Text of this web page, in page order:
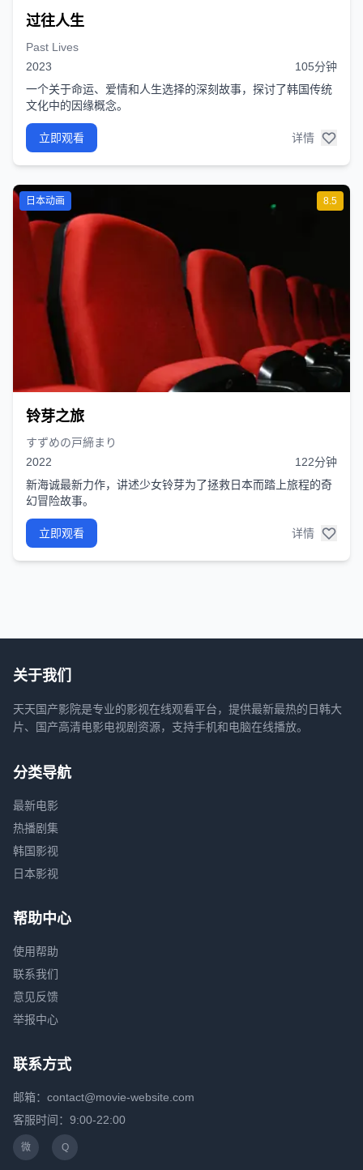
过往人生
Past Lives
2023
105分钟
一个关于命运、爱情和人生选择的深刻故事，探讨了韩国传统
文化中的因缘概念。
立即观看 详情
8.5
日本动画
铃芽之旅
すずめの戸締まり
2022
122分钟
新海诚最新力作，讲述少女铃芽为了拯救日本而踏上旅程的奇
幻冒险故事。
立即观看 详情
关于我们
天天国产影院是专业的影视在线观看平台，提供最新最热的日韩大
片、国产高清电影电视剧资源，支持手机和电脑在线播放。
分类导航
最新电影
热播剧集
韩国影视
日本影视
帮助中心
使用帮助
联系我们
意见反馈
举报中心
联系方式
邮箱：contact@movie-website.com
客服时间：9:00-22:00
微 Q